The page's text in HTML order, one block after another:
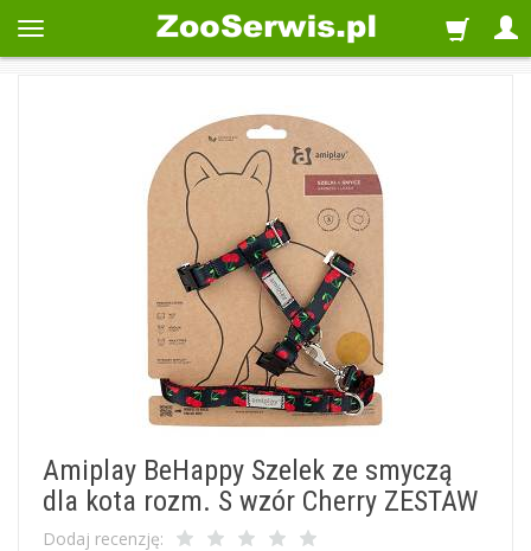
Amiplay BeHappy Szelek ze smyczą
dla kota rozm. S wzór Cherry ZESTAW
Dodaj recenzję: